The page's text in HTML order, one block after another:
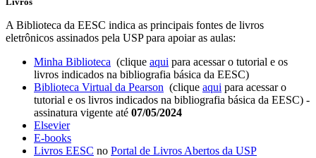
A Biblioteca da EESC indica as principais fontes de livros
eletrônicos assinados pela USP para apoiar as aulas:
Minha Biblioteca (clique aqui para acessar o tutorial e os
livros indicados na bibliografia básica da EESC)
Biblioteca Virtual da Pearson (clique aqui para acessar o
tutorial e os livros indicados na bibliografia básica da EESC) -
assinatura vigente até 07/05/2024
Elsevier
E-books
Livros EESC no Portal de Livros Abertos da USP